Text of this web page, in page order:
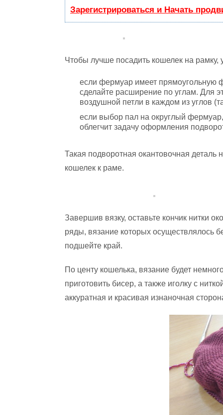
Зарегистрироваться и Начать
Чтобы лучше посадить кошелек на
если фермуар имеет прямоугольную
сделайте расширение по углам. Для
воздушной петли в каждом из углов
если выбор пал на округлый
облегчит задачу оформления
Такая подворотная окантовочная
кошелек к раме.
Завершив вязку, оставьте кончик нитки
ряды, вязание которых осуществлялось
подшейте край.
По центу кошелька, вязание будет
приготовить бисер, а также иголку с
аккуратная и красивая изнаночная